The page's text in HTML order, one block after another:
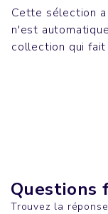
Cette sélection
n'est
collection qui
Bureau
MOBB DEEP
Casquettes &
Polos &
Questions
Trouvez la